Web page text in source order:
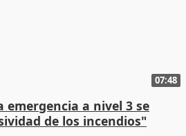
07:48
emergencia a nivel 3 se
de los incendios"